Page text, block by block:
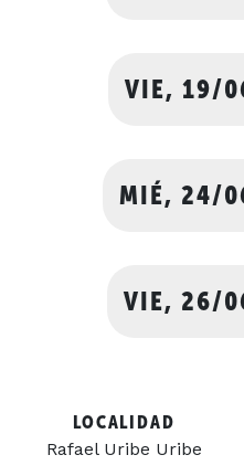
VIE, 19/
MIÉ, 24/
VIE, 26/
LOCALIDAD
Rafael Uribe Uribe